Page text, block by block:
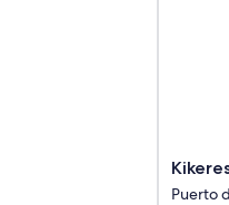
Puerto
Puerto